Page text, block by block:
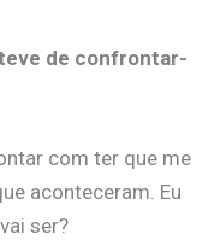
de confrontar-
com ter que me
aconteceram. Eu
ser?